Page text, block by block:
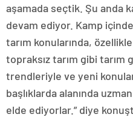
aşamada seçtik. Şu anda
devam ediyor. Kamp
tarım konularında,
topraksız tarım gibi
trendleriyle ve yeni
başlıklarda alanında
elde ediyorlar.” diye